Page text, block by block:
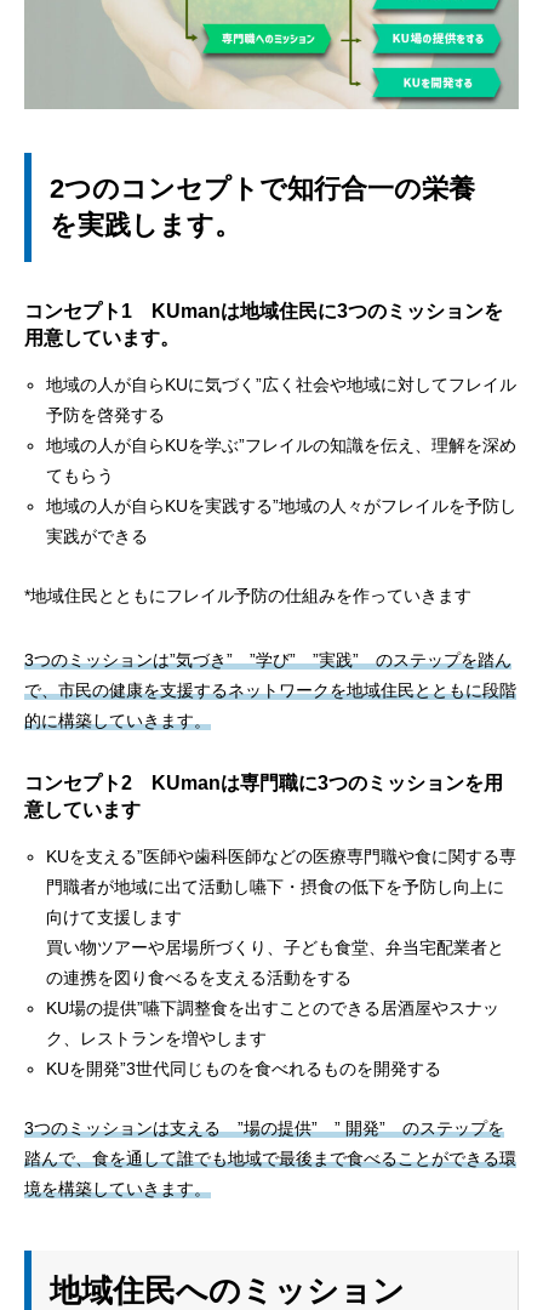
2つのコンセプトで知行合一の栄養
を実践します。
コンセプト1 KUmanは地域住民に3つのミッションを
用意しています。
地域の人が自らKUに気づく”広く社会や地域に対してフレイル
予防を啓発する
地域の人が自らKUを学ぶ”フレイルの知識を伝え、理解を深め
てもらう
地域の人が自らKUを実践する”地域の人々がフレイルを予防し
実践ができる
*地域住民とともにフレイル予防の仕組みを作っていきます
3つのミッションは”気づき” ”学び” ”実践” のステップを踏ん
で、市民の健康を支援するネットワークを地域住民とともに段階
的に構築していきます。
コンセプト2 KUmanは専門職に3つのミッションを用
意しています
KUを支える”医師や歯科医師などの医療専門職や食に関する専
門職者が地域に出て活動し嚥下・摂食の低下を予防し向上に
向けて支援します
買い物ツアーや居場所づくり、子ども食堂、弁当宅配業者と
の連携を図り食べるを支える活動をする
KU場の提供”嚥下調整食を出すことのできる居酒屋やスナッ
ク、レストランを増やします
KUを開発”3世代同じものを食べれるものを開発する
3つのミッションは支える ”場の提供” ” 開発” のステップを
踏んで、食を通して誰でも地域で最後まで食べることができる環
境を構築していきます。
地域住民へのミッション